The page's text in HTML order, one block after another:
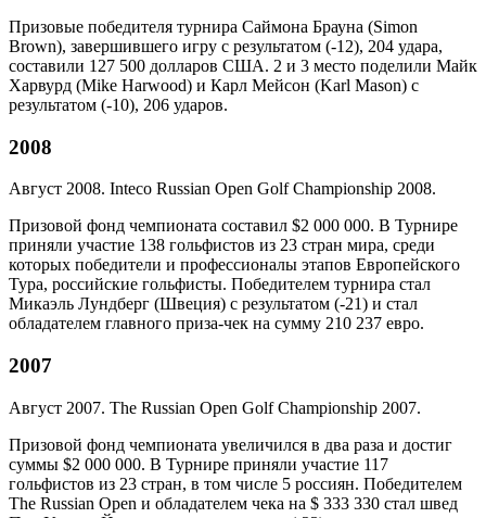
Призовые победителя турнира Саймона Брауна (Simon
Brown), завершившего игру с результатом (-12), 204 удара,
составили 127 500 долларов США. 2 и 3 место поделили Майк
Харвурд (Mike Harwood) и Карл Мейсон (Karl Mason) c
результатом (-10), 206 ударов.
2008
Август 2008. Inteco Russian Open Golf Championship 2008.
Призовой фонд чемпионата составил $2 000 000. В Турнире
приняли участие 138 гольфистов из 23 стран мира, среди
которых победители и профессионалы этапов Европейского
Тура, российские гольфисты. Победителем турнира стал
Микаэль Лундберг (Швеция) c результатом (-21) и стал
обладателем главного приза-чек на сумму 210 237 евро.
2007
Август 2007. The Russian Open Golf Championship 2007.
Призовой фонд чемпионата увеличился в два раза и достиг
суммы $2 000 000. В Турнире приняли участие 117
гольфистов из 23 стран, в том числе 5 россиян. Победителем
The Russian Open и обладателем чека на $ 333 330 стал швед